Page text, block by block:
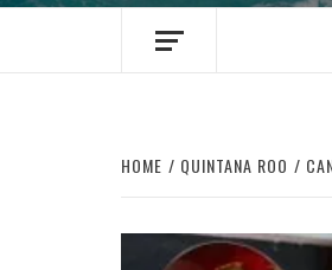
HOME QUINTANA ROO